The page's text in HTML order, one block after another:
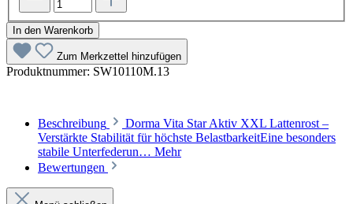
In den Warenkorb
Zum Merkzettel hinzufügen
Produktnummer: SW10110M.13
Beschreibung
Dorma Vita Star Aktiv XXL Lattenrost –
Verstärkte Stabilität für höchste BelastbarkeitEine besonders
stabile Unterfederun… Mehr
Bewertungen